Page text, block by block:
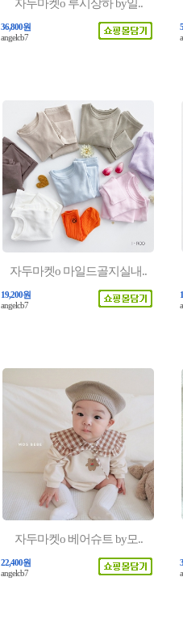
자두마켓o 루시상하 by일..
36,800원
angelcb7
자두마켓o 마일드골지실내..
19,200원
angelcb7
자두마켓o 베어슈트 by모..
22,400원
angelcb7